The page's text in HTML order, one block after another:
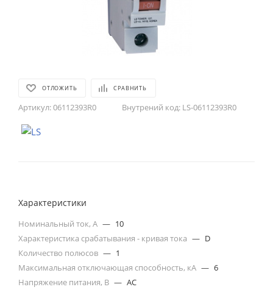
ОТЛОЖИТЬ СРАВНИТЬ
Артикул:06112393R0 Внутрений код: LS-06112393R0
Характеристики
Номинальный ток, А — 10
Характеристика срабатывания - кривая тока — D
Количество полюсов — 1
Максимальная отключающая способность, кА — 6
Напряжение питания, В — AC